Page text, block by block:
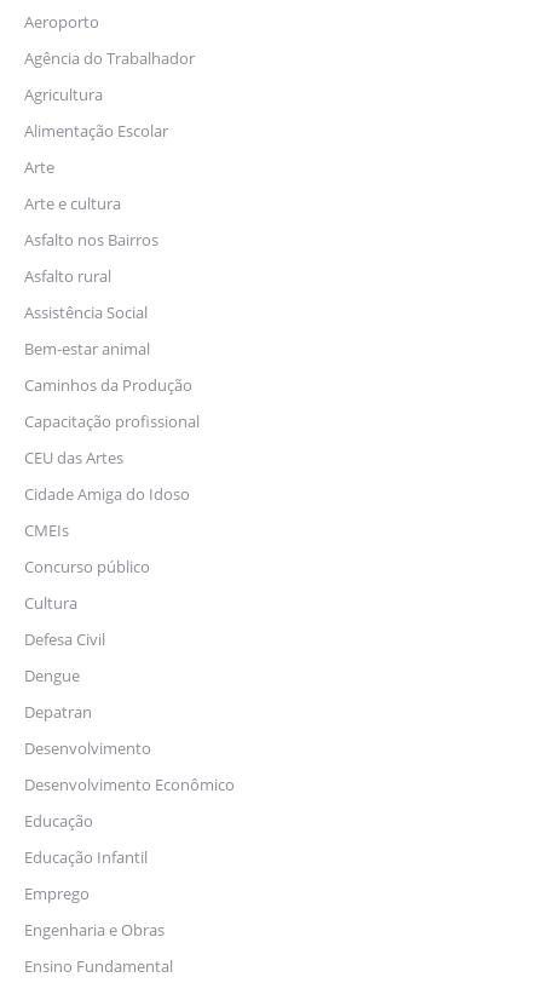
Aeroporto
Agência do Trabalhador
Agricultura
Alimentação Escolar
Arte
Arte e cultura
Asfalto nos Bairros
Asfalto rural
Assistência Social
Bem-estar animal
Caminhos da Produção
Capacitação profissional
CEU das Artes
Cidade Amiga do Idoso
CMEIs
Concurso público
Cultura
Defesa Civil
Dengue
Depatran
Desenvolvimento
Desenvolvimento Econômico
Educação
Educação Infantil
Emprego
Engenharia e Obras
Ensino Fundamental